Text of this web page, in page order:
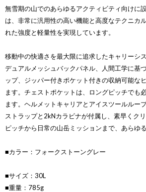
無雪期の山でのあらゆるアクティビティ向けに
は、非常に汎用性の高い機能と高度なテクニカ
れた強度と軽量性を実現しています。
移動中の快適さを最大限に追求したキャリーシ
デュアルメッシュバックパネル、人間工学に基
ップ、ジッパー付きポケット付きの収納可能な
ます。チェストポケットは、ロングピッチでも
ます。ヘルメットキャリアとアイスツールルー
ストラップと2kNカラビナが付属し、素早くク
ピッチから日常の山岳ミッションまで、あらゆ
■カラー：フォークストーングレー
■サイズ：30L
■重量：785g